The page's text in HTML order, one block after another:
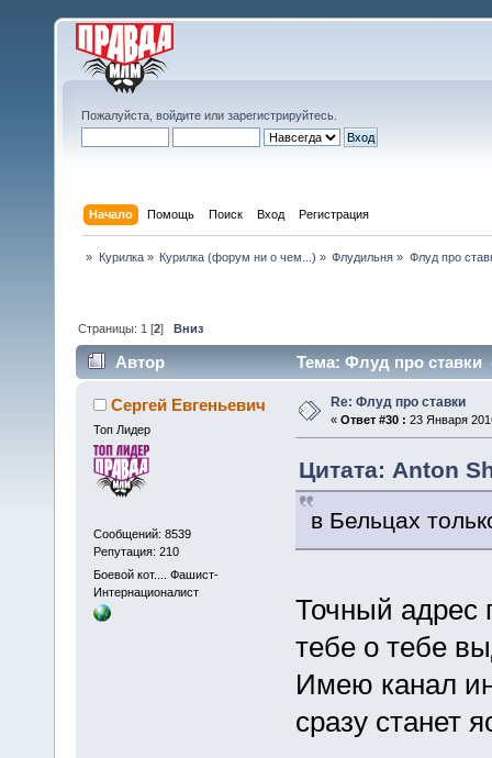
Пожалуйста, войдите или зарегистрируйтесь
Начало Помощь Поиск Вход Регистрация
» Курилка» Курилка (форум ни о чем...) » Флудильня » Флуд про
Страницы: 1 [2]Вниз
Автор Тема: Флуд про ставки
Сергей Евгеньевич
Топ Лидер
Сообщений: 8539
Репутация: 210
Боевой кот.... Фашист-
Интернационалист
Re: Флуд про ставки
« Ответ #30 : 23 Января
Цитата: Anton
в Бельцах
Точный адрес
тебе о тебе
Имею канал
сразу станет